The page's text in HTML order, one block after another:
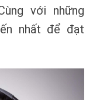
với những
nhất để đạt